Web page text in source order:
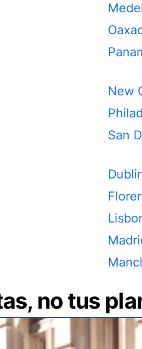
New
San
no tus